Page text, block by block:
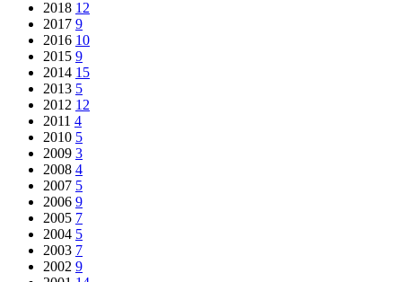
2018 12
2017 9
2016 10
2015 9
2014 15
2013 5
2012 12
2011 4
2010 5
2009 3
2008 4
2007 5
2006 9
2005 7
2004 5
2003 7
2002 9